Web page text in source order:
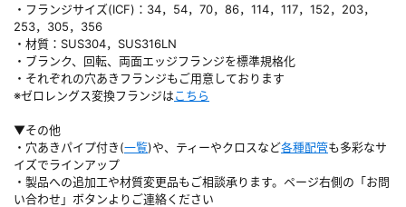
・フランジサイズ(ICF)：34，54，70，86，114，117，152，203，
253，305，356
・材質：SUS304，SUS316LN
・ブランク、回転、両面エッジフランジを標準規格化
・それぞれの穴あきフランジもご用意しております
※ゼロレングス変換フランジはこちら
▼その他
・穴あきパイプ付き(一覧)や、ティーやクロスなど各種配管も多彩なサ
イズでラインアップ
・製品への追加工や材質変更品もご相談承ります。ページ右側の「お問
い合わせ」ボタンよりご連絡ください